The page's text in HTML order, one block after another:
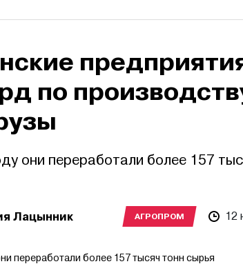
по
они переработали более 157
Лацынник АГРОПРОМ 12
переработали более 157 тысяч тонн сырья